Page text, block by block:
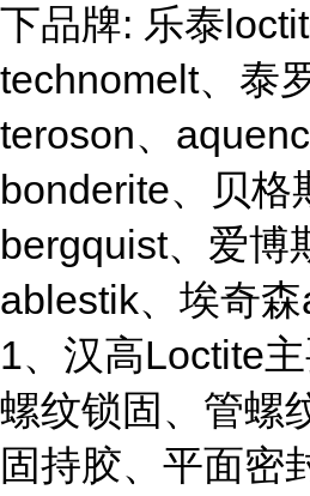
下品牌: 乐泰
technomelt、泰
teroson、
bonderite、贝格
bergquist、爱博
ablestik、埃奇
1、汉高Loctite主
螺纹锁固、管螺
固持胶、平面密